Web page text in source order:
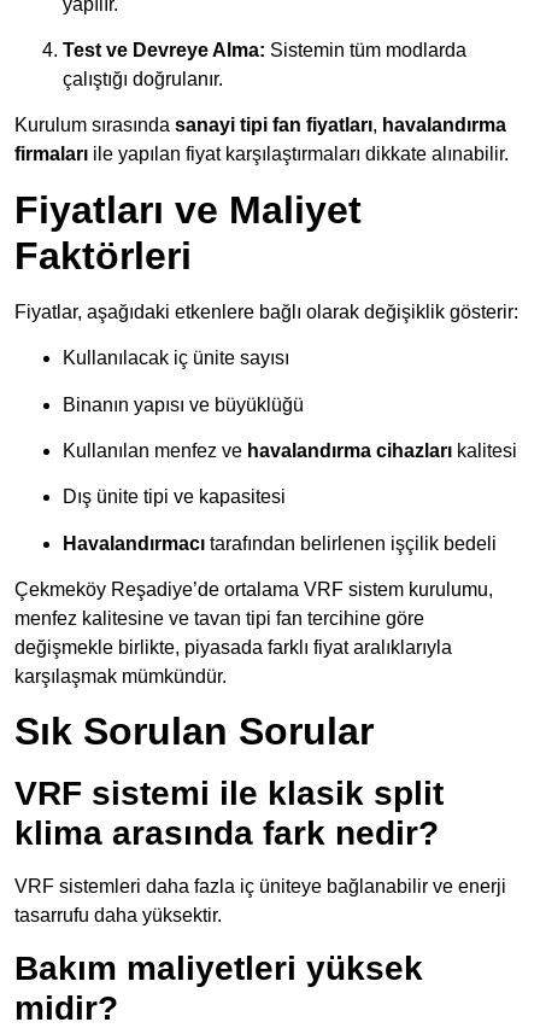
Test ve Devreye Alma: Sistemin tüm modlarda
çalıştığı doğrulanır.
Kurulum sırasında sanayi tipi fan fiyatları, havalandırma
firmaları ile yapılan fiyat karşılaştırmaları dikkate alınabilir.
Fiyatları ve Maliyet
Faktörleri
Fiyatlar, aşağıdaki etkenlere bağlı olarak değişiklik gösterir:
Kullanılacak iç ünite sayısı
Binanın yapısı ve büyüklüğü
Kullanılan menfez ve havalandırma cihazları kalitesi
Dış ünite tipi ve kapasitesi
Havalandırmacı tarafından belirlenen işçilik bedeli
Çekmeköy Reşadiye’de ortalama VRF sistem kurulumu,
menfez kalitesine ve tavan tipi fan tercihine göre
değişmekle birlikte, piyasada farklı fiyat aralıklarıyla
karşılaşmak mümkündür.
Sık Sorulan Sorular
VRF sistemi ile klasik split
klima arasında fark nedir?
VRF sistemleri daha fazla iç üniteye bağlanabilir ve enerji
tasarrufu daha yüksektir.
Bakım maliyetleri yüksek
midir?